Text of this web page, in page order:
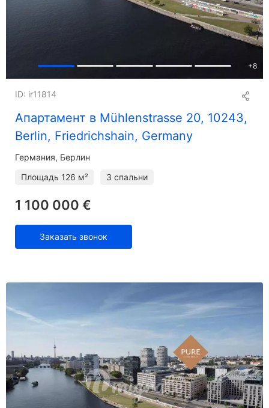
+8
Апартамент в Mühlenstrasse 20, 10243,
Berlin, Friedrichshain, Germany
ID: ir11814
Германия, Берлин
Площадь 126 м² 3 спальни
1 100 000 €
Заказать звонок